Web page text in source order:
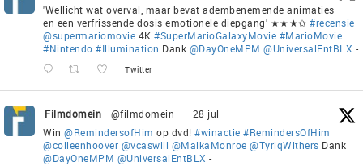
'Wellicht wat overval, maar bevat adembenemende animaties
en een verfrissende dosis emotionele diepgang' ★★★✩ #recensie
@supermariomovie 4K #SuperMarioGalaxyMovie #MarioMovie
#Nintendo #Illumination Dank @DayOneMPM @UniversalEntBLX -
Twitter
Filmdomein @filmdomein ·
28 jul
Win @RemindersofHim op dvd! #winactie #RemindersOfHim
@colleenhoover @vcaswill @MaikaMonroe @TyriqWithers Dank
@DayOneMPM @UniversalEntBLX -